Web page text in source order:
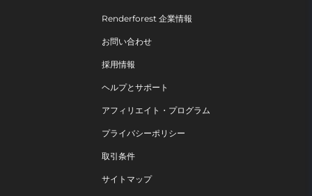
Renderforest 企業情報
お問い合わせ
採用情報
ヘルプとサポート
アフィリエイト・プログラム
プライバシーポリシー
取引条件
サイトマップ